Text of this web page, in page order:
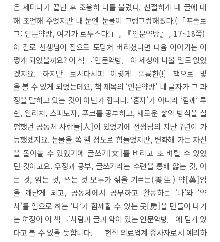
은 세미나가 끝난 후 조용히 나를 불렀다. 친절하게 내 글에 대
해 조언해 주었지만 내 눈엔 눈물이 그렁그렁해졌다.(「프롤로
그: 인문약방, 여기가 로두스다!」, 『인문약방』, 17~18쪽)
이 길로 선생님이 집으로 도망쳐 버리셨다면 다음 이야기는 어
떻게 되었을까요? 이 책 『인문약방』이 세상에 나올 일도 없었
겠지요. 하지만 보시다시피 이렇게 훌륭한(!) 책으로 빛
을 볼 수 있게 되었는데요, 책 제목의 ‘인문약방’ 네 글자가 그 과
정을 말하고 있는 것이 아닌가 합니다. ‘혼자’가 아니라 ‘함께’ 루
쉰, 일리치, 스피노자, 푸코를 공부하고, 새로운 삶의 방식을 실
험했던 공동체 사람들[人]이 있었기에 선생님의 지난 7년이 가
능했겠지요. 눈물을 쏙 뺄 정도로 힘들었지만, 변화해 가는 자신
을 돌아볼 수 있었기에 글쓰기[文]를 벼리고 또 벼릴 수 있었
던 것이고요. 우정과 공부, 글쓰기라는 수련을 통해 앓는 것, 아
는 것, 읽는 것, 쓰는 것 모두가 삶을 기르는(養生) 약[藥]임
을 깨닫게 되고, 공동체에서 공부하고 활동하는 ‘나’와 ‘약
사’를 업으로 하는 ‘나’가 함께할 수 있는 곳[房]을 만들어 나가
는 여정이 이 책 『사람과 글과 약이 있는 인문약방』에 담겨 있
다고 볼 수 있을 듯합니다. 현직 의료업계 종사자로서 예리하